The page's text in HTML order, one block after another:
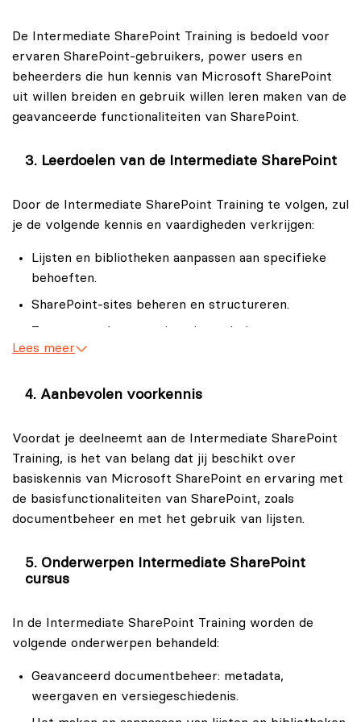
Verder zul je in de Intermediate SharePoint Training
ontdekken hoe jij SharePoint effectiever kunt
gebruiken door de geavanceerde functies optimaal te
benutten. Je zult bijvoorbeeld leren om workflows te
automatiseren, toegang en machtigingen beter te
passen aan de behoeften van jouw team. Met de kennis
Training op zult doen, zou je sneller en efficiënter met
Microsoft SharePoint kunnen werken.
De Intermediate SharePoint Training is een uitstekende
vervolgtraining op de Basis SharePoint Training en
zijn met de basisprincipes van Microsoft SharePoint en
team werkt of SharePoint beheert voor een
Training is een goede manier om praktische inzichten in
binnen jouw organisatie naar een hoger niveau te tillen.
De Intermediate SharePoint Training is bedoeld voor
ervaren SharePoint-gebruikers, power users en
beheerders die hun kennis van Microsoft SharePoint
uit willen breiden en gebruik willen leren maken van de
geavanceerde functionaliteiten van SharePoint.
Leerdoelen van de Intermediate SharePoint
Door de Intermediate SharePoint Training te volgen, zul
je de volgende kennis en vaardigheden verkrijgen:
Lijsten en bibliotheken aanpassen aan specifieke
behoeften.
SharePoint-sites beheren en structureren.
Toegangsrechten op site-niveau beheren.
Microsoft SharePoint integreren met andere
Lees meer
Aanbevolen voorkennis
Voordat je deelneemt aan de Intermediate SharePoint
Training, is het van belang dat jij beschikt over
basiskennis van Microsoft SharePoint en ervaring met
de basisfunctionaliteiten van SharePoint, zoals
documentbeheer en met het gebruik van lijsten.
Onderwerpen Intermediate SharePoint
cursus
In de Intermediate SharePoint Training worden de
volgende onderwerpen behandeld:
Geavanceerd documentbeheer: metadata,
weergaven en versiegeschiedenis.